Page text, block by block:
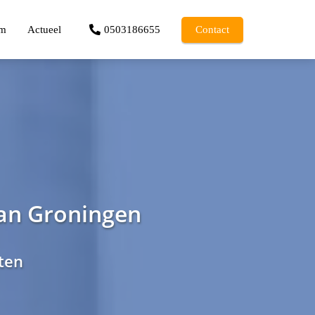
Actueel 0503186655 Contact
Groningen